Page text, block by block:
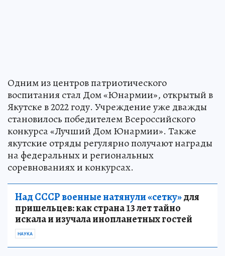
Одним из центров патриотического
воспитания стал Дом «Юнармии», открытый в
Якутске в 2022 году. Учреждение уже дважды
становилось победителем Всероссийского
конкурса «Лучший Дом Юнармии». Также
якутские отряды регулярно получают награды
на федеральных и региональных
соревнованиях и конкурсах.
Над СССР военные натянули «сетку»для
пришельцев: как страна 13 лет тайно
искала и изучала инопланетных гостей
НАУКА